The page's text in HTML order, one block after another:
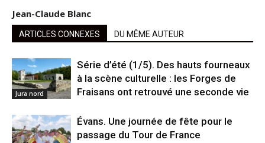
Jean-Claude Blanc
ARTICLES CONNEXES DU MÊME AUTEUR
Jura nord
Série d’été (1/5). Des hauts fourneaux
à la scène culturelle : les Forges de
Fraisans ont retrouvé une seconde vie
Évans. Une journée de fête pour le
passage du Tour de France